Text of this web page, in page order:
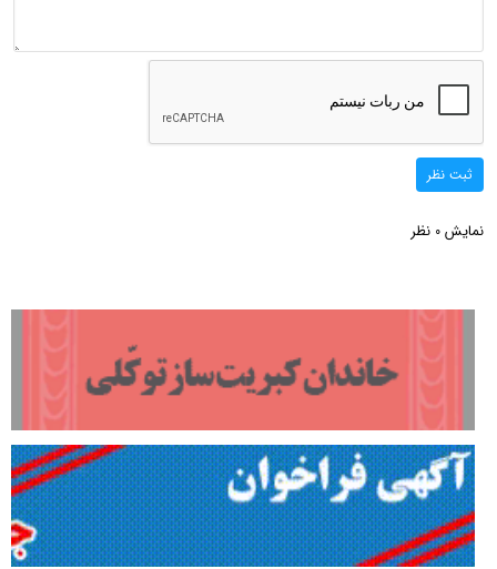
ثبت نظر
نمایش 0 نظر